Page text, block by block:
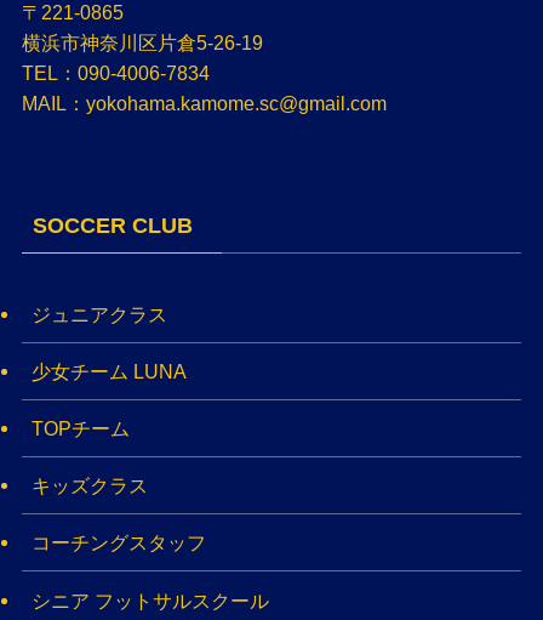
〒221-0865
横浜市神奈川区片倉5-26-19
TEL：090-4006-7834
MAIL：yokohama.kamome.sc@gmail.com
SOCCER CLUB
ジュニアクラス
少女チーム LUNA
TOPチーム
キッズクラス
コーチングスタッフ
シニア フットサルスクール